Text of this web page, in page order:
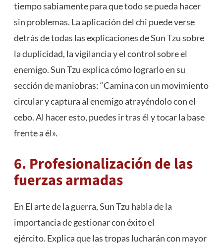
tiempo sabiamente para que todo se pueda hacer
sin problemas. La aplicación del chi puede verse
detrás de todas las explicaciones de Sun Tzu sobre
la duplicidad, la vigilancia y el control sobre el
enemigo. Sun Tzu explica cómo lograrlo en su
sección de maniobras: “Camina con un movimiento
circular y captura al enemigo atrayéndolo con el
cebo. Al hacer esto, puedes ir tras él y tocar la base
frente a él».
6. Profesionalización de las
fuerzas armadas
En El arte de la guerra, Sun Tzu habla de la
importancia de gestionar con éxito el
ejército. Explica que las tropas lucharán con mayor